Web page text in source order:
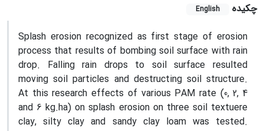
چکیده
English
Splash erosion recognized as first stage of erosion
process that results of bombing soil surface with rain
drop. Falling rain drops to soil surface resulted
moving soil particles and destructing soil structure.
At this research effects of various PAM rate (0, 2, 4
and 6 kg.ha) on splash erosion on three soil textuere
clay, silty clay and sandy clay loam was tested.